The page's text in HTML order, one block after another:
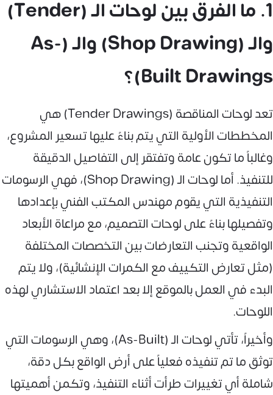
1. ما الفرق بين لوحات الـ (Tender)
والـ (Shop Drawing) والـ (As-
Built Drawings)؟
تعد لوحات المناقصة (Tender Drawings) هي
المخططات الأولية التي يتم بناءً عليها تسعير المشروع،
وغالباً ما تكون عامة وتفتقر إلى التفاصيل الدقيقة
للتنفيذ. أما لوحات الـ (Shop Drawing)، فهي الرسومات
التنفيذية التي يقوم مهندس المكتب الفني بإعدادها
وتفصيلها بناءً على لوحات التصميم، مع مراعاة الأبعاد
الواقعية وتجنب التعارضات بين التخصصات المختلفة
(مثل تعارض التكييف مع الكمرات الإنشائية)، ولا يتم
البدء في العمل بالموقع إلا بعد اعتماد الاستشاري لهذه
اللوحات.
وأخيراً، تأتي لوحات الـ (As-Built)، وهي الرسومات التي
توثق ما تم تنفيذه فعلياً على أرض الواقع بكل دقة،
شاملة أي تغييرات طرأت أثناء التنفيذ، وتكمن أهميتها